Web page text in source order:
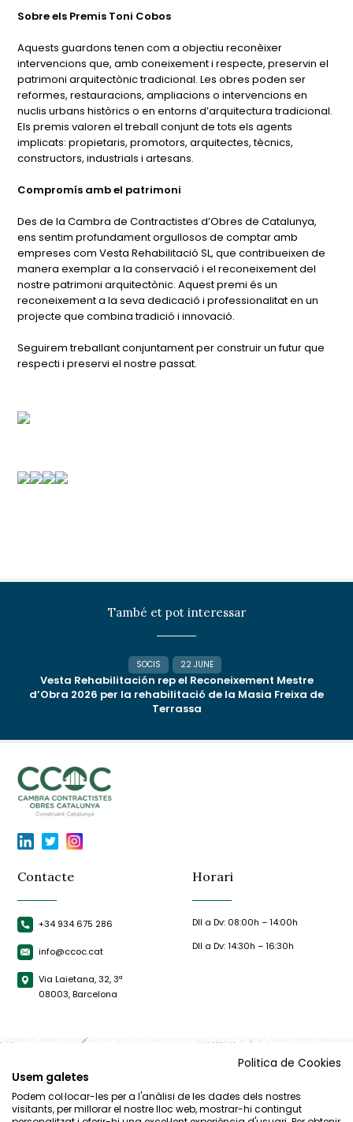
Sobre els Premis Toni Cobos
Aquests guardons tenen com a objectiu reconèixer
intervencions que, amb coneixement i respecte, preservin el
patrimoni arquitectònic tradicional. Les obres poden ser
reformes, restauracions, ampliacions o intervencions en
nuclis urbans històrics o en entorns d’arquitectura tradicional.
Els premis valoren el treball conjunt de tots els agents
implicats: propietaris, promotors, arquitectes, tècnics,
constructors, industrials i artesans.
Compromís amb el patrimoni
Des de la Cambra de Contractistes d’Obres de Catalunya,
ens sentim profundament orgullosos de comptar amb
empreses com Vesta Rehabilitació SL, que contribueixen de
manera exemplar a la conservació i el reconeixement del
nostre patrimoni arquitectònic. Aquest premi és un
reconeixement a la seva dedicació i professionalitat en un
projecte que combina tradició i innovació.
Seguirem treballant conjuntament per construir un futur que
respecti i preservi el nostre passat.
També et pot interessar
SOCIS 22 JUNE
Vesta Rehabilitación rep el Reconeixement Mestre
d’Obra 2026 per la rehabilitació de la Masia Freixa de
Terrassa
Contacte
+34 934 675 286
info@ccoc.cat
Via Laietana, 32, 3ª
08003, Barcelona
Horari
Dll a Dv: 08:00h – 14:00h
Dll a Dv: 14:30h – 16:30h
Politica de Cookies
Usem galetes
Podem col·locar-les per a l'anàlisi de les dades dels nostres
visitants, per millorar el nostre lloc web, mostrar-hi contingut